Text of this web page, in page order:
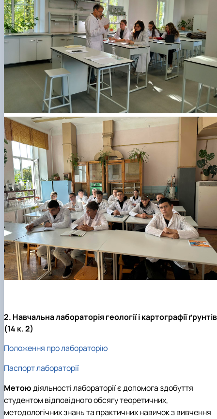
2. Навчальна лабораторія геології і картографії ґрунтів
(14 к. 2)
Положення про лабораторію
Паспорт лабораторії
Метоюдіяльності лабораторії є допомога здобуття
студентом відповідного обсягу теоретичних,
методологічних знань та практичних навичок з вивчення